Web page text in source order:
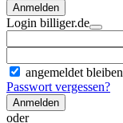
Anmelden
Login billiger.de
angemeldet bleiben
Passwort vergessen?
Anmelden
oder